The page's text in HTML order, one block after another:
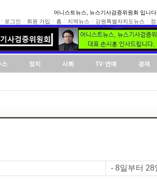
어니스트뉴스, 뉴스기사검증위원회 입니다.
로그인
회원 가입 홈 지역뉴스 강원특별자치도뉴스 정
스 정치 사회 TV·연예 경제
- 8일부터 28